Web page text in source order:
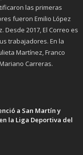
las primeras
fueron Emilio López
Desde 2017, El Correo es
trabajadores. En la
Martínez, Franco
Carreras.
a San Martín y
la Liga Deportiva del